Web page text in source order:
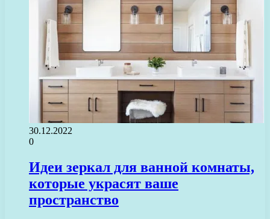
30.12.2022
0
Идеи зеркал для ванной комнаты,
которые украсят ваше
пространство